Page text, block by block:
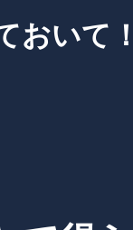
おいて！